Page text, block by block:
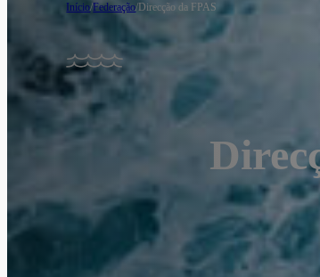
Início/Federação/Direcção da FPAS